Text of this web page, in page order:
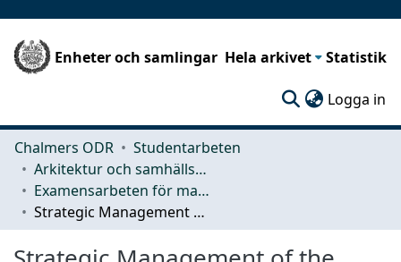
Enheter och samlingar Hela arkivet Statistik
Logga in
Chalmers ODR
Studentarbeten
Arkitektur och samhällsbyggnadsteknik (ACE)
Examensarbeten för masterexamen
Strategic Management of the sales force in the transition to servitize.